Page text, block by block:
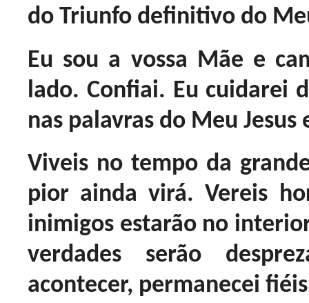
do Triunfo definitivo do
Eu sou a vossa Mãe e
lado. Confiai. Eu cuidarei
nas palavras do Meu Jesus
Viveis no tempo da
pior ainda virá. Vereis
inimigos estarão no
verdades serão
acontecer, permanecei